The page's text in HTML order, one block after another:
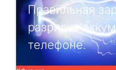
Правильная
разрядка
телефоне.